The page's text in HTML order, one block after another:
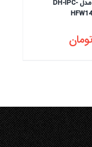
قیمت دوربین داهوا مدل DH-IPC-